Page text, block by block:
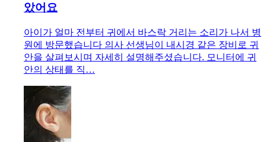
았어요
아이가 얼마 전부터 귀에서 바스락 거리는 소리가 나서 병
원에 방문했습니다 의사 선생님이 내시경 같은 장비로 귀
안을 살펴보시며 자세히 설명해주셨습니다. 모니터에 귀
안의 상태를 직…